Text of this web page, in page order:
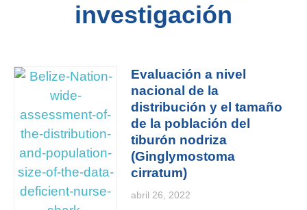
investigación
Evaluación a nivel
nacional de la
distribución y el tamaño
de la población del
tiburón nodriza
(Ginglymostoma
cirratum)
abril 26, 2022